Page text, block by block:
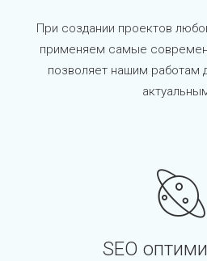
При создании проектов
применяем самые
позволяет нашим работам
SEO